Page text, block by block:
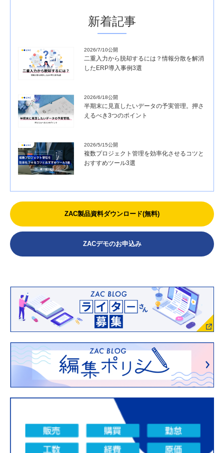
新着記事
2026/7/10公開
二重入力から脱却するには？情報分散を解消
したERP導入事例3選
2026/6/18公開
半期末に見直したいデータの予実管理。押さ
えるべき3つのポイント
2026/5/15公開
複数プロジェクト管理を効率化させるコツと
おすすめツール3選
ZAC製品資料ダウンロード(無料)
ZACデモのお申込み